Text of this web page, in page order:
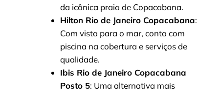
da icônica praia de Copacabana.
Hilton Rio de Janeiro Copacabana:
Com vista para o mar, conta com
piscina na cobertura e serviços de
qualidade.
Ibis Rio de Janeiro Copacabana
Posto 5: Uma alternativa mais